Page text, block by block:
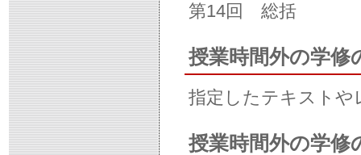
第14回 総括
授業時間外の学修
指定したテキストや
授業時間外の学修